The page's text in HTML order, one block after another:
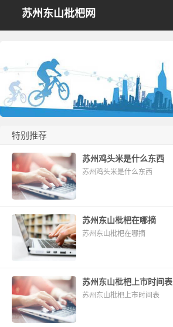
苏州东山枇杷网
特别推荐
苏州鸡头米是什么东西
苏州鸡头米是什么东西
苏州东山枇杷在哪摘
苏州东山枇杷在哪摘
苏州东山枇杷上市时间表
苏州东山枇杷上市时间表